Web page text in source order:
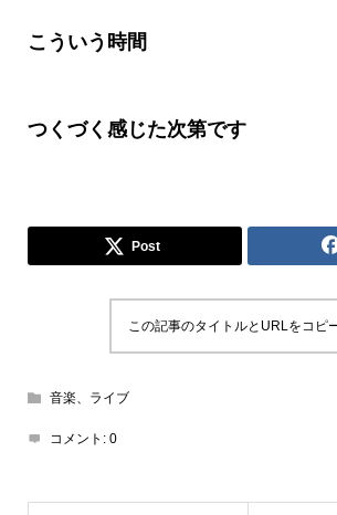
こういう時間
つくづく感じた次第です
Post
この記事のタイトルとURLをコピ
音楽、ライブ
コメント: 0